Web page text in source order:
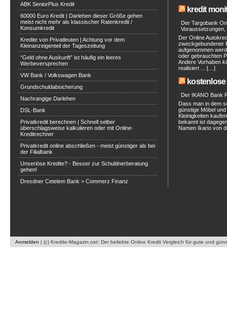
ABK SeniorPlus Kredit
60000 Euro Kredit | Darlehen dieser Größe gehen
meist nicht mehr als klassischer Ratenkredit /
Konsumkredit
Kredite von Privatleuten | Achtung vor dem
Kleinanzeigenteil der Tageszeitung
“Geld ohne Auskunft” ist häufig ein leeres
Werbeversprechen
VW Bank / Volkswagen Bank
Grundschuldabsicherung
Nachrangige Darlehen
DSL-Bank
Privatkredit berechnen | Schnell selber
überschlagsweise kalkulieren oder mit Online-
Kreditrechner
Privatkredit online abschließen - meist günstiger als bei
der Filialbank
Unseriöse Kredite? - Besser zur Schuldnerberatung
gehen!
Dresdner Cetelem Bank > Commerz Finanz
kredit
Der Targobank
Voraussetzungen,
Der Online
zweckgebundener
aufgenommen
oder gebrauchten
Andere Vorhaben
realisiert ... […]
Der IKANO Bank
Dass man in dem
günstige Möbel
Kleinigkeiten
bekannt ist
Namen Ikano von
Anmelden | (c) Kredite-Magazin.net: Der beliebte Online Kredit Vergleich für gute und